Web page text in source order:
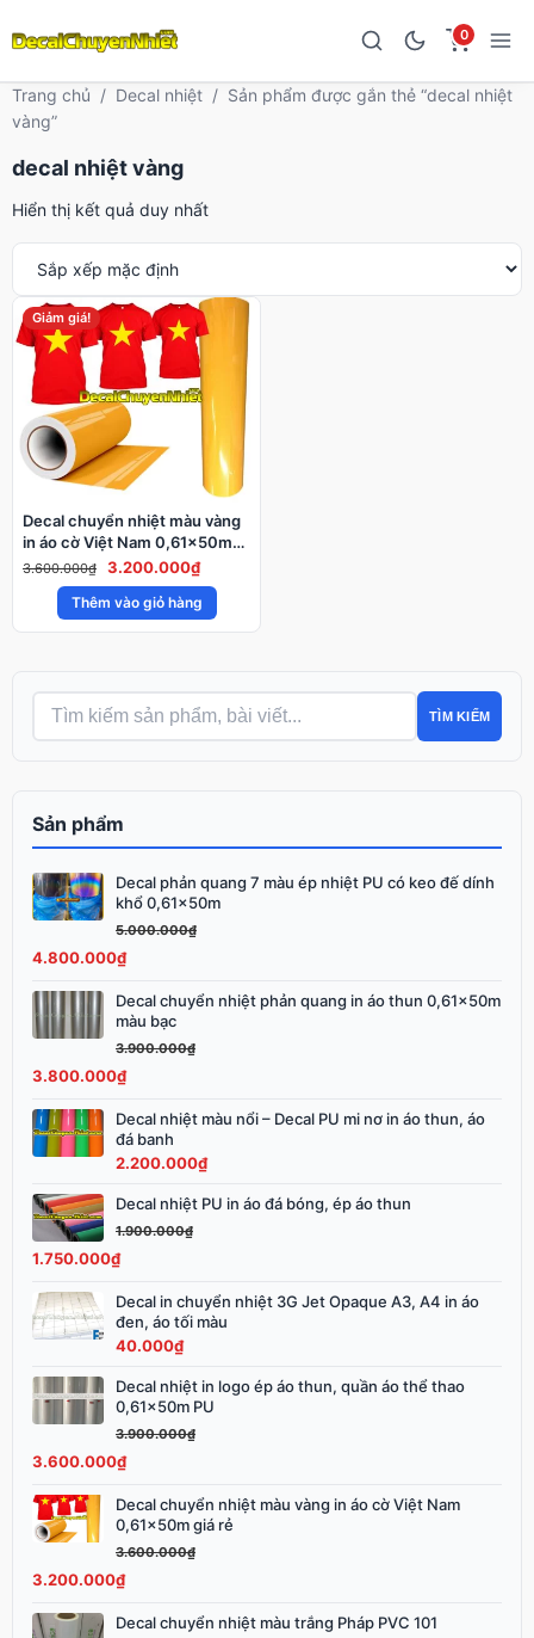
0
Trang chủ / Decal nhiệt / Sản phẩm được gắn thẻ “decal nhiệt
vàng”
decal nhiệt vàng
Hiển thị kết quả duy nhất
Giảm giá!
Decal chuyển nhiệt màu vàng
in áo cờ Việt Nam 0,61x50m
giá rẻ
3.600.000₫
Giá
gốc
là:
3.600.000₫.
3.200.000₫Giá
hiện
tại
là:
Thêm vào giỏ hàng
TÌM KIẾM
Sản phẩm
Decal phản quang 7 màu ép nhiệt PU có keo đế dính
khổ 0,61x50m
5.000.000₫
Giá
gốc
5.000.000₫.
4.800.000₫
Giá
hiện
là:
4.800.000₫.
Decal chuyển nhiệt phản quang in áo thun 0,61x50m
màu bạc
3.900.000₫
Giá
gốc
3.900.000₫.
3.800.000₫
Giá
hiện
là:
3.800.000₫.
Decal nhiệt màu nổi – Decal PU mi nơ in áo thun, áo
đá banh
2.200.000₫
Decal nhiệt PU in áo đá bóng, ép áo thun
1.900.000₫
Giá
gốc
là:
1.750.000₫
Giá
hiện
tại
1.750.000₫.Decal in chuyển nhiệt 3G Jet Opaque A3, A4 in áo
đen, áo tối màu
40.000₫
Decal nhiệt in logo ép áo thun, quần áo thể thao
0,61x50m PU
3.900.000₫
Giá
3.900.000₫.
3.600.000₫
Giá
là:
3.600.000₫.
Decal chuyển nhiệt màu vàng in áo cờ Việt Nam
0,61x50m giá rẻ
3.600.000₫
Giá
gốc
3.600.000₫.
3.200.000₫
Giá
hiện
là:
3.200.000₫.
Decal chuyển nhiệt màu trắng Pháp PVC 101